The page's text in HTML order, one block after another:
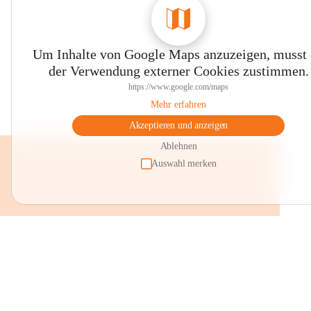
Um Inhalte von Google Maps anzuzeigen, musst
der Verwendung externer Cookies zustimmen.
https://www.google.com/maps
Mehr erfahren
Akzeptieren und anzeigen
Ablehnen
Auswahl merken